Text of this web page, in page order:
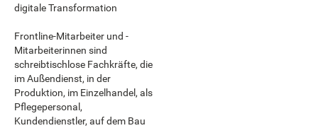
digitale Transformation
Frontline-Mitarbeiter und -
Mitarbeiterinnen sind
schreibtischlose Fachkräfte, die
im Außendienst, in der
Produktion, im Einzelhandel, als
Pflegepersonal,
Kundendienstler, auf dem Bau